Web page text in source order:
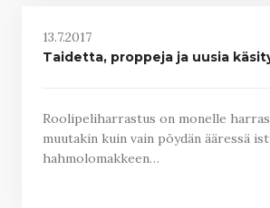
13.7.2017
Taidetta, proppeja ja uusia
Roolipeliharrastus on monelle
muutakin kuin vain pöydän ääressä
hahmolomakkeen…